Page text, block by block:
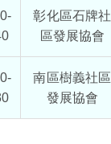
彰化區石牌社
區發展協會
南區樹義社區
發展協會